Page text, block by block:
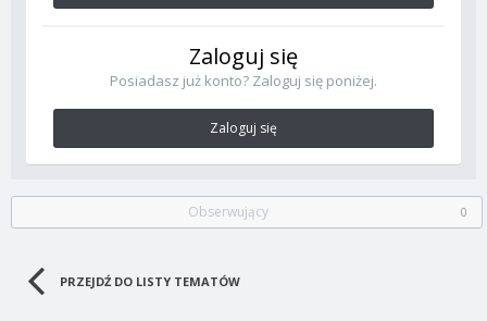
Zaloguj się
Posiadasz już konto? Zaloguj się poniżej.
Zaloguj się
Obserwujący 0
PRZEJDŹ DO LISTY TEMATÓW